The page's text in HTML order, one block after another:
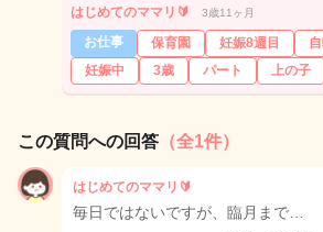
はじめてのママリ🔰 3歳11ヶ月
お仕事 保育園 妊娠8週目
妊娠中
3歳 パート 上の子
この質問への回答 （全1件）
はじめてのママリ🔰
毎日ではないですが、臨月まで…